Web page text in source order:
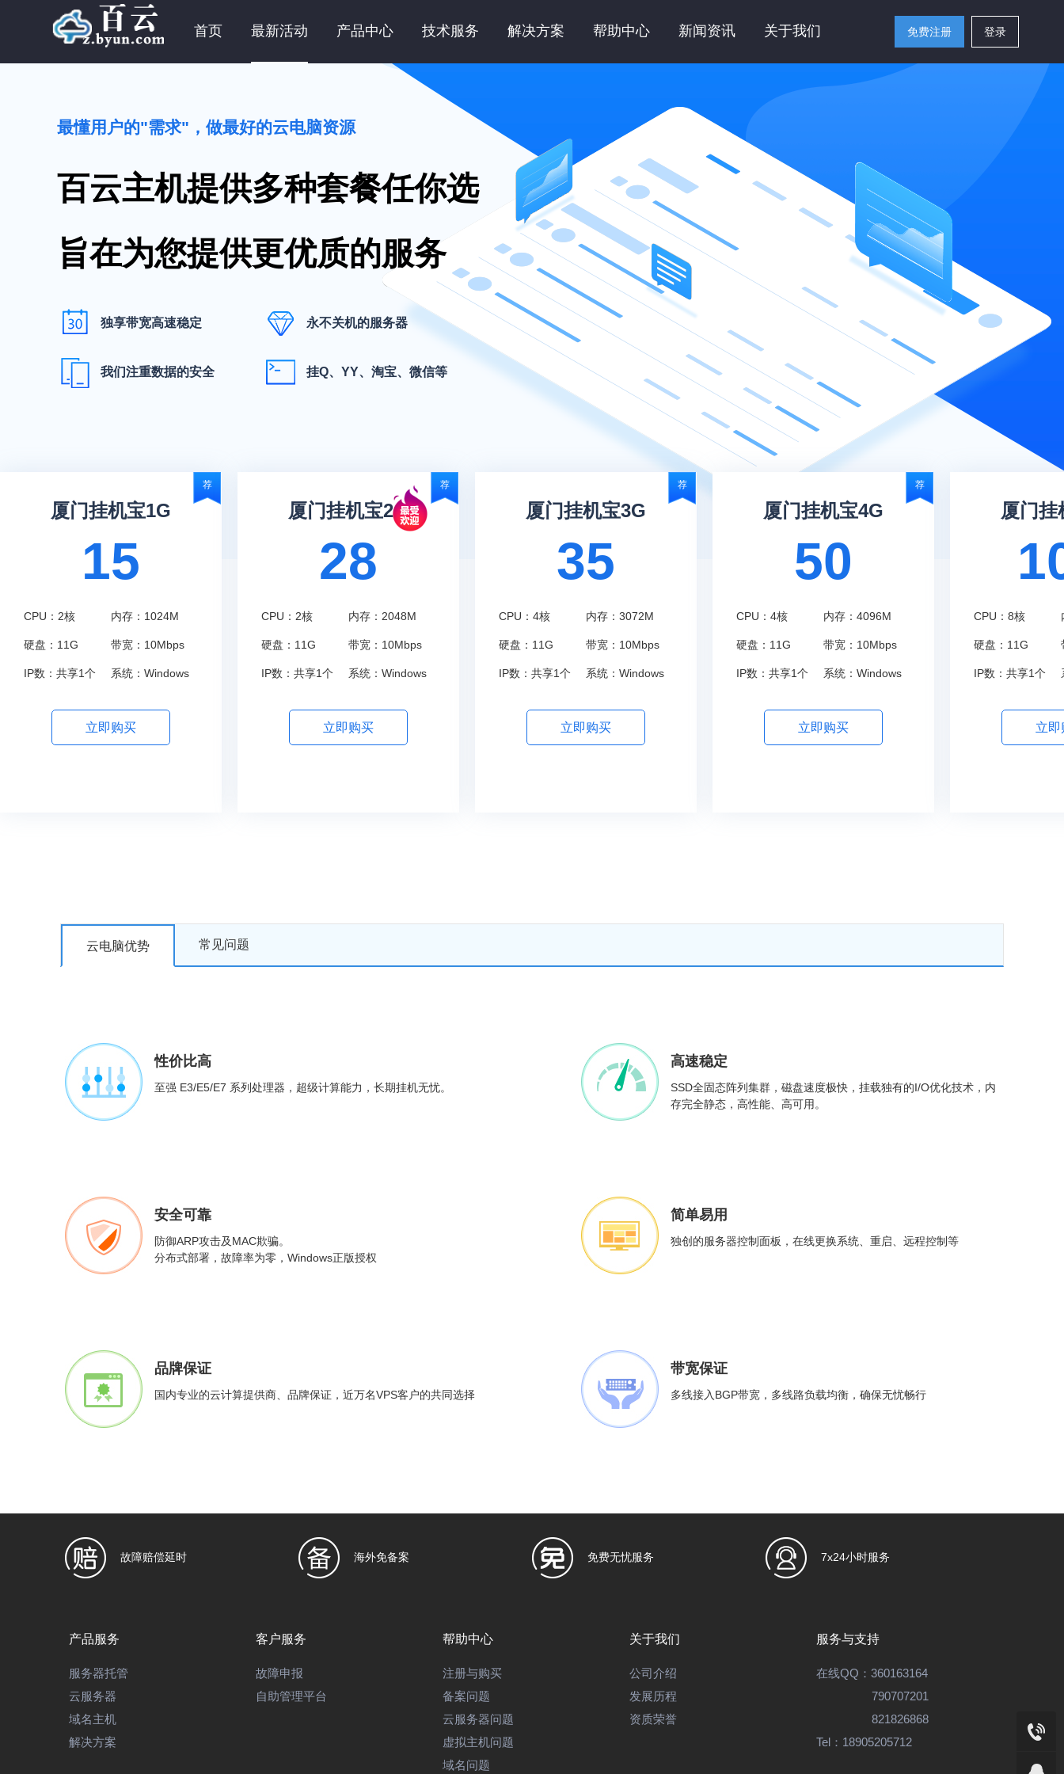
首页 最新活动 产品中心 技术服务 解决方案 帮助中心 新闻资讯 关于我们 免费注册 登录
最懂用户的"需求"，做最好的云电脑资源
百云主机提供多种套餐任你选
旨在为您提供更优质的服务
独享带宽高速稳定 永不关机的服务器
我们注重数据的安全 挂Q、YY、淘宝、微信等
荐
厦门挂机宝1G
15
CPU：2核 内存：1024M
硬盘：11G 带宽：10Mbps
IP数：共享1个 系统：Windows
立即购买
荐
厦门挂机宝2G
28
CPU：2核 内存：2048M
硬盘：11G 带宽：10Mbps
IP数：共享1个 系统：Windows
立即购买
荐
厦门挂机宝3G
35
CPU：4核 内存：3072M
硬盘：11G 带宽：10Mbps
IP数：共享1个 系统：Windows
立即购买
荐
厦门挂机宝4G
50
CPU：4核 内存：4096M
硬盘：11G 带宽：10Mbps
IP数：共享1个 系统：Windows
立即购买
厦门挂
CPU：8核
硬盘：11G
IP数：共享1个
立即
云电脑优势 常见问题
性价比高
至强 E3/E5/E7 系列处理器，超级计算能力，长期挂机无忧。
高速稳定
SSD全固态阵列集群，磁盘速度极快，挂载独有的I/O优化技术，内
存完全静态，高性能、高可用。
安全可靠
防御ARP攻击及MAC欺骗。
分布式部署，故障率为零，Windows正版授权
简单易用
独创的服务器控制面板，在线更换系统、重启、远程控制等
品牌保证
国内专业的云计算提供商、品牌保证，近万名VPS客户的共同选择
带宽保证
多线接入BGP带宽，多线路负载均衡，确保无忧畅行
Q
A
云电脑是"服务器"产品，用户可根据基础配置随意升级CPU、内存、硬盘等计算资源。 用户拥有完全的管理权限，可自行在服务器上安装配置软件或程序，部署各种互联网应用。
Q
百云主机网络云电脑已预装NET2.0、NET3.5、NET4.0等常见运行环境，以及WINRAR、迅雷等常用软件，并已打上全部系统补丁。
故障赔偿延时 海外免备案 免费无忧服务 7x24小时服务
产品服务
服务器托管
云服务器
域名主机
解决方案
客户服务
故障申报
自助管理平台
帮助中心
注册与购买
备案问题
云服务器问题
虚拟主机问题
域名问题
关于我们
公司介绍
发展历程
资质荣誉
服务与支持
在线QQ： 360163164
790707201
821826868
Tel： 18905205712